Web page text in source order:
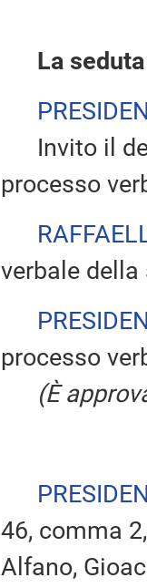
La
Invito il
processo
verbale
processo
(È
46, comma
Alfano,